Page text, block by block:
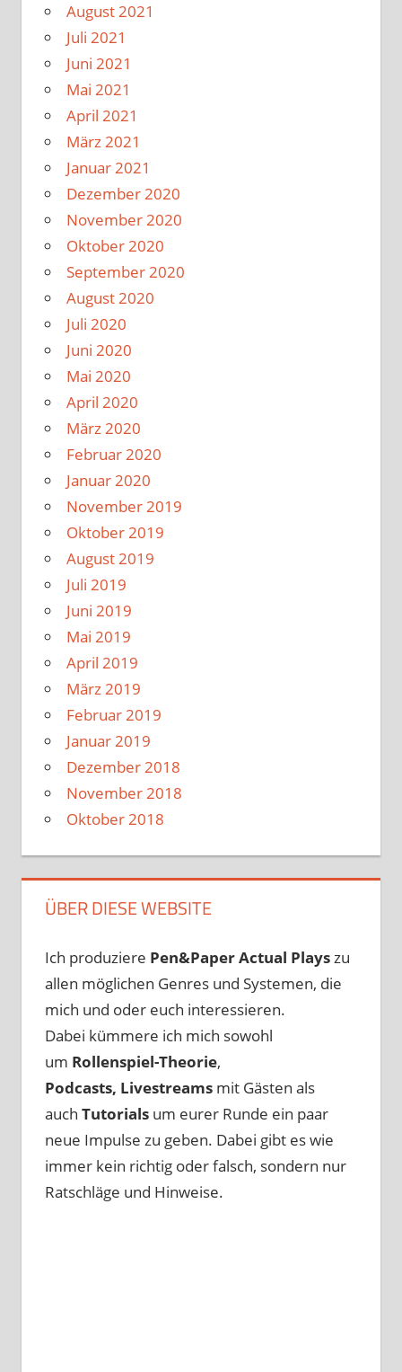
August 2021
Juli 2021
Juni 2021
Mai 2021
April 2021
März 2021
Januar 2021
Dezember 2020
November 2020
Oktober 2020
September 2020
August 2020
Juli 2020
Juni 2020
Mai 2020
April 2020
März 2020
Februar 2020
Januar 2020
November 2019
Oktober 2019
August 2019
Juli 2019
Juni 2019
Mai 2019
April 2019
März 2019
Februar 2019
Januar 2019
Dezember 2018
November 2018
Oktober 2018
ÜBER DIESE WEBSITE
Ich produziere Pen&PaperActual Playszu
allen möglichen Genres und Systemen, die
mich und oder euch interessieren.
Dabei kümmere ich mich sowohl
um Rollenspiel-Theorie,
Podcasts, Livestreams mit Gästen als
auch Tutorials um eurer Runde ein paar
neue Impulse zu geben. Dabei gibt es wie
immer kein richtig oder falsch, sondern nur
Ratschläge und Hinweise.